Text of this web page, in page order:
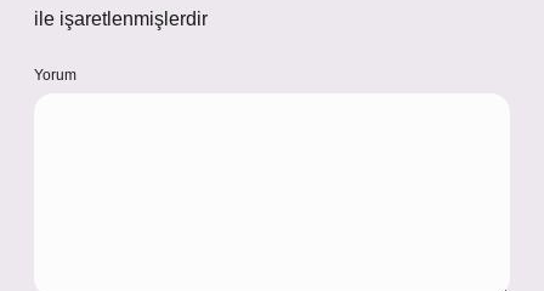
ile işaretlenmişlerdir
Yorum